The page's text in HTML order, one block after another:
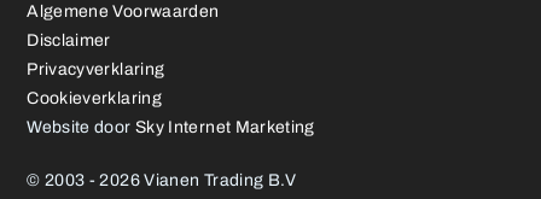
Algemene Voorwaarden
Disclaimer
Privacyverklaring
Cookieverklaring
Website door Sky Internet Marketing
© 2003 - 2026 Vianen Trading B.V